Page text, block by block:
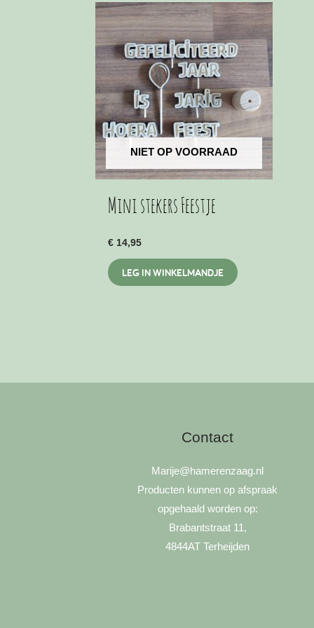
NIET OP VOORRAAD
Mini stekers Feestje
€ 14,95
LEG IN WINKELMANDJE
Contact
Marije@hamerenzaag.nl
Producten kunnen op afspraak
opgehaald worden op:
Brabantstraat 11,
4844AT Terheijden